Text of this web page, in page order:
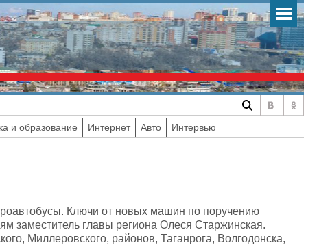
и образование Интернет Авто Интервью
Ключи от новых машин по поручению
заместитель главы региона Олеся Старжинская.
Миллеровского, районов, Таганрога, Волгодонска,